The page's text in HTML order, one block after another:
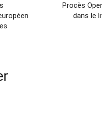
Procès
dans le